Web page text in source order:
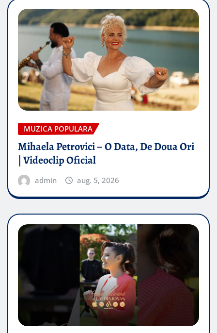
MUZICA POPULARA
Mihaela Petrovici – O Data, De Doua Ori
| Videoclip Oficial
admin aug. 5, 2026